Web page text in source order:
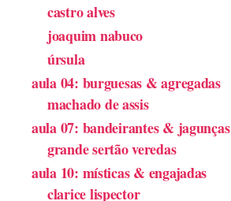
castro alves
joaquim nabuco
úrsula
aula 04: burguesas & agregadas
machado de assis
aula 07: bandeirantes & jagunças
grande sertão veredas
aula 10: místicas & engajadas
clarice lispector